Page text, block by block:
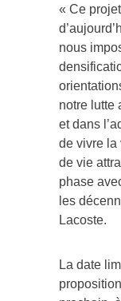
nous
notre lutte
et dans
de vivre la
de vie
phase
les
Lacoste.
prochain,